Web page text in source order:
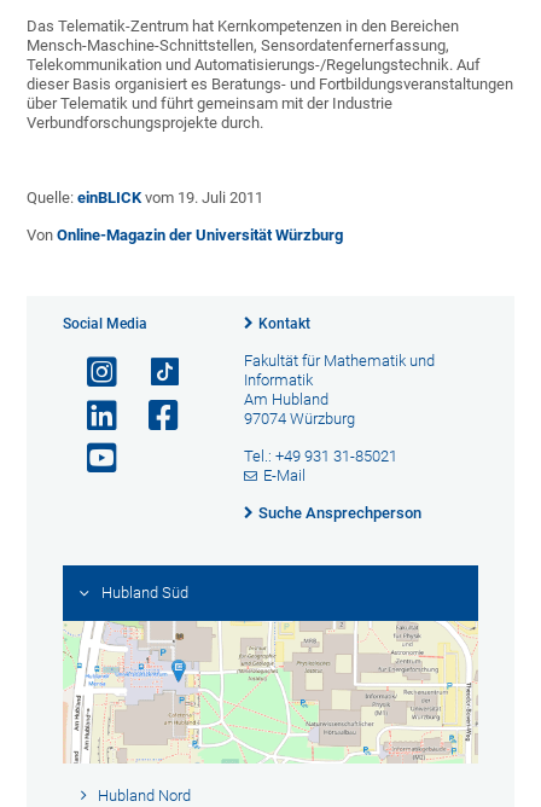
Das Telematik-Zentrum hat Kernkompetenzen in den Bereichen
Mensch-Maschine-Schnittstellen, Sensordatenfernerfassung,
Telekommunikation und Automatisierungs-/Regelungstechnik. Auf
dieser Basis organisiert es Beratungs- und Fortbildungsveranstaltungen
über Telematik und führt gemeinsam mit der Industrie
Verbundforschungsprojekte durch.
Quelle:einBLICKvom 19. Juli 2011
VonOnline-Magazin der Universität Würzburg
Social Media Kontakt
Fakultät für Mathematik und
Informatik
Am Hubland
97074 Würzburg
Tel.: +49 931 31-85021
E-Mail
Suche Ansprechperson
Hubland Süd
Hubland Nord